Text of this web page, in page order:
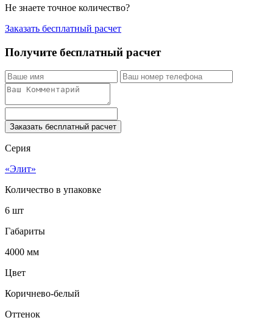
Не знаете точное количество?
Заказать бесплатный расчет
Получите бесплатный расчет
Заказать бесплатный расчет
Серия
«Элит»
Количество в упаковке
6 шт
Габариты
4000 мм
Цвет
Коричнево-белый
Оттенок